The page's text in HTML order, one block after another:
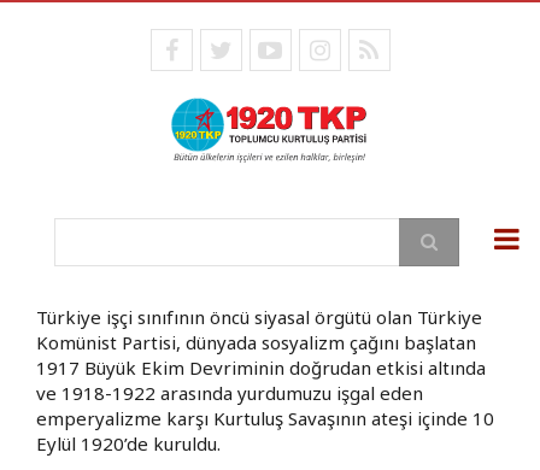
facebooktwitteryoutubeinstagram
RSS
Ara
Türkiye işçi sınıfının öncü siyasal örgütü olan Türkiye
Komünist Partisi, dünyada sosyalizm çağını başlatan
1917 Büyük Ekim Devriminin doğrudan etkisi altında
ve 1918-1922 arasında yurdumuzu işgal eden
emperyalizme karşı Kurtuluş Savaşının ateşi içinde 10
Eylül 1920’de kuruldu.